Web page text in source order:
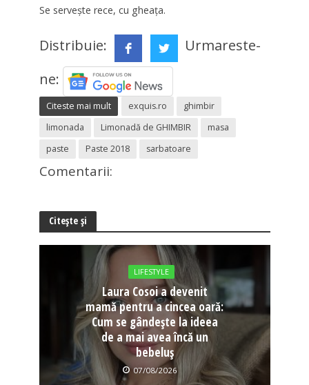
Se servește rece, cu gheața.
Distribuie:
Urmareste-
ne:
Citeste mai mult exquis.ro
ghimbir
limonada
Limonadă de GHIMBIR
masa
paste
Paste 2018 sarbatoare
Comentarii:
Citește și
LIFESTYLE
Laura Cosoi a devenit
mamă pentru a cincea oară:
Cum se gândește la ideea
de a mai avea încă un
bebeluș
07/08/2026